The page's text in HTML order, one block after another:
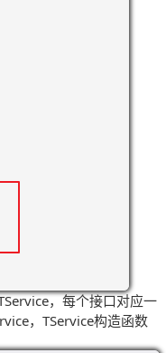
，每个接口对应一
，TService构造函数